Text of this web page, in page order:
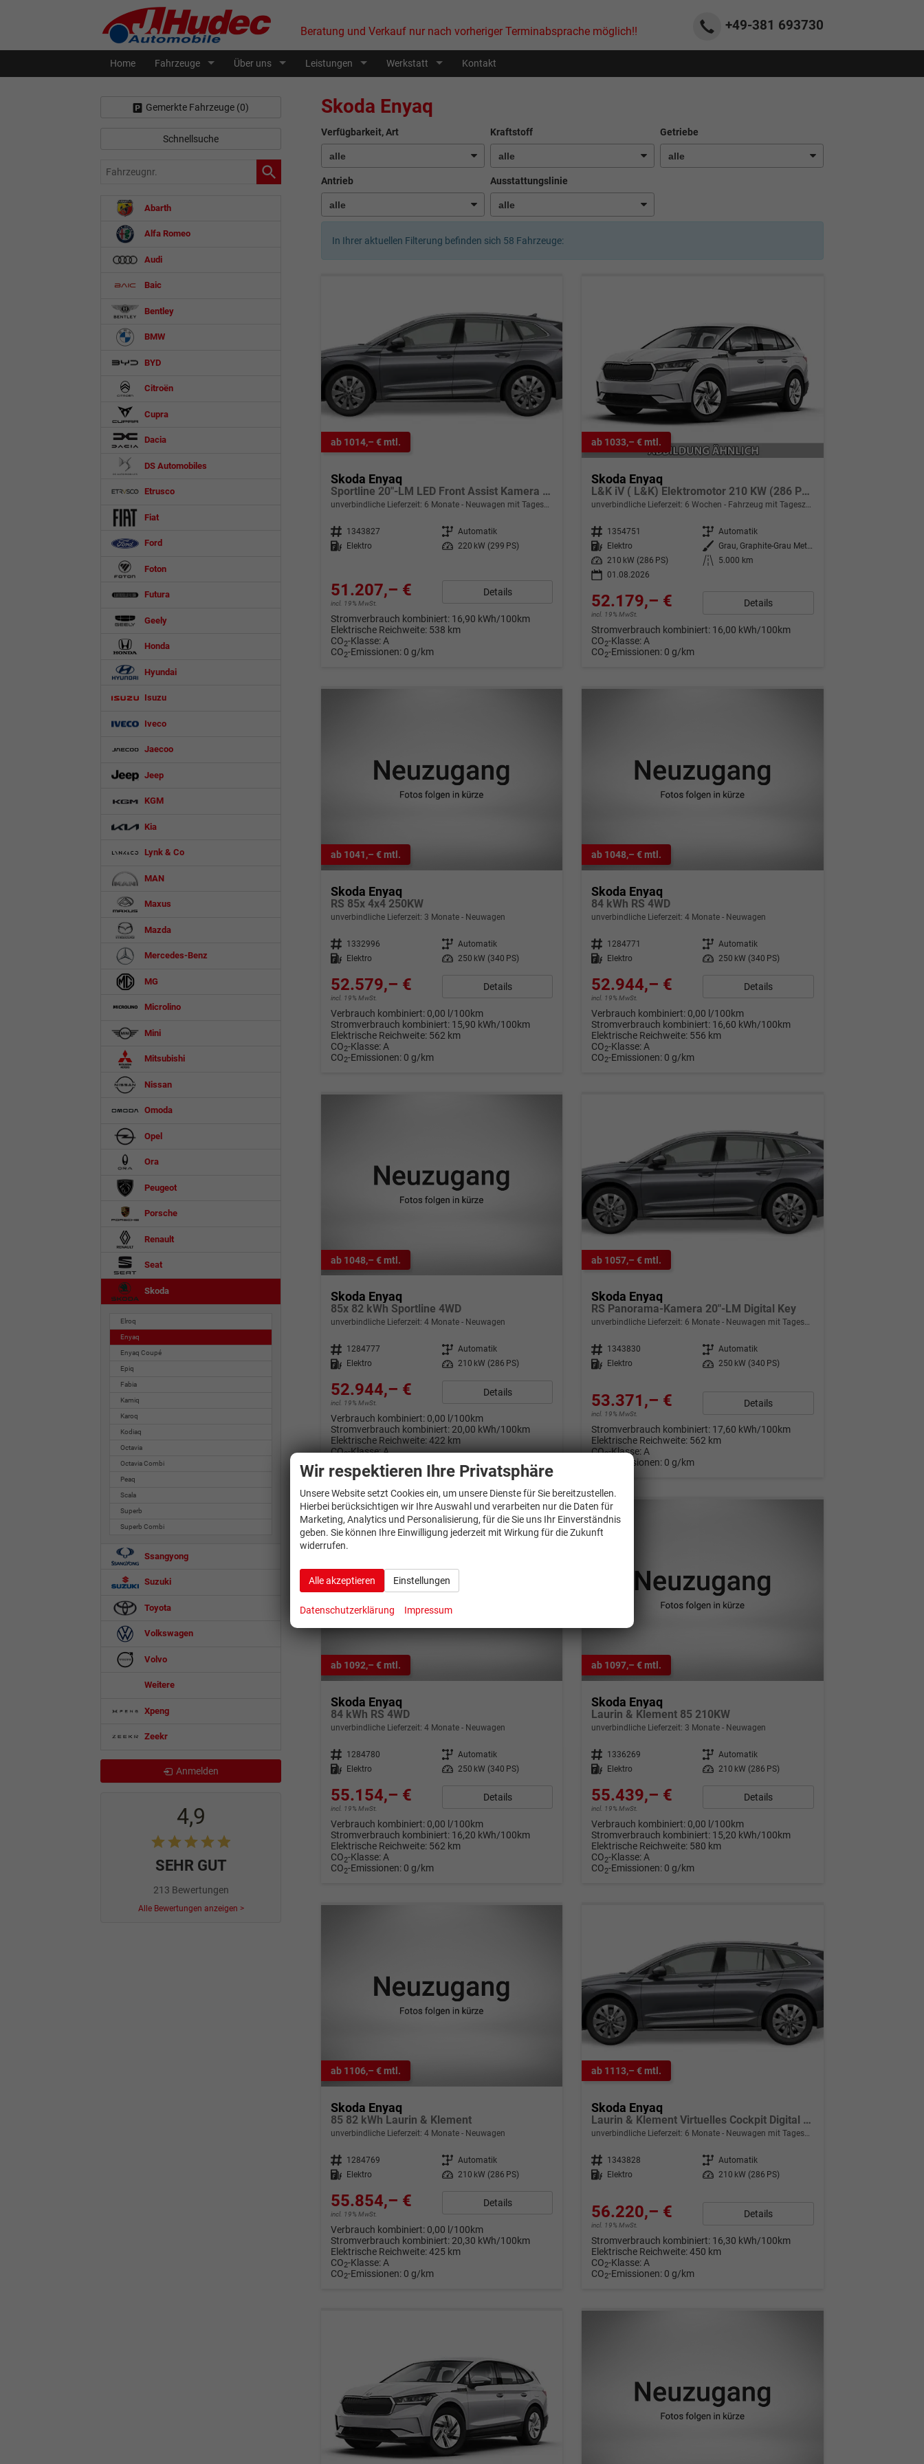
+49-381 693730
Beratung und Verkauf nur nach vorheriger Terminabsprache möglich!!
Home Fahrzeuge Über uns Leistungen Werkstatt Kontakt
Skoda Enyaq
Verfügbarkeit, Art Kraftstoff Getriebe
Antrieb Ausstattungslinie
In Ihrer aktuellen Filterung befinden sich 58 Fahrzeuge:
ab 1014,– € mtl.
Skoda Enyaq
Sportline 20"-LM LED Front Assist Kamera PDC v+h
unverbindliche Lieferzeit: 6 Monate Neuwagen mit Tageszulassung
Fahrzeugnr. 1343827 Getriebe Automatik
Kraftstoff
Elektro Leistung 220 kW (299 PS)
51.207,– €
incl. 19% MwSt.
Details
Stromverbrauch kombiniert: 16,90 kWh/100km
Elektrische Reichweite: 538 km
CO2-Klasse: A
CO2-Emissionen: 0 g/km
ab 1033,– € mtl.
Skoda Enyaq
L&K iV ( L&K) Elektromotor 210 KW (286 PS) 1-Gang-DSG
unverbindliche Lieferzeit: 6 Wochen Fahrzeug mit Tageszulassung
Fahrzeugnr. 1354751 Getriebe Automatik
Kraftstoff
Elektro Außenfarbe
Grau, Graphite-Grau Metallic (5X)
Leistung
210 kW (286 PS) Kilometerstand
5.000 km
01.08.2026
52.179,– €
incl. 19% MwSt.
Details
Stromverbrauch kombiniert: 16,00 kWh/100km
CO2-Klasse: A
CO2-Emissionen: 0 g/km
ab 1041,– € mtl.
Skoda Enyaq
RS 85x 4x4 250KW
unverbindliche Lieferzeit: 3 Monate Neuwagen
Fahrzeugnr. 1332996 Getriebe Automatik
Kraftstoff Elektro Leistung 250 kW (340 PS)
52.579,– €
incl. 19% MwSt.
Details
Verbrauch kombiniert: 0,00 l/100km
Stromverbrauch kombiniert: 15,90 kWh/100km
Elektrische Reichweite: 562 km
CO2-Klasse: A
CO2-Emissionen: 0 g/km
ab 1048,– € mtl.
Skoda Enyaq
84 kWh RS 4WD
unverbindliche Lieferzeit:4 Monate Neuwagen
Fahrzeugnr. 1284771 Getriebe Automatik
Kraftstoff Elektro Leistung 250 kW (340 PS)
52.944,– €
incl. 19% MwSt.
Details
Verbrauch kombiniert: 0,00 l/100km
Stromverbrauch kombiniert: 16,60 kWh/100km
Elektrische Reichweite: 556 km
CO2-Klasse: A
CO2-Emissionen: 0 g/km
ab 1048,– € mtl.
Skoda Enyaq
85x 82 kWh Sportline 4WD
unverbindliche Lieferzeit: 4 Monate Neuwagen
Fahrzeugnr. 1284777 Getriebe Automatik
Kraftstoff
Elektro Leistung 210 kW (286 PS)
52.944,– €
incl. 19% MwSt.
Details
Verbrauch kombiniert: 0,00 l/100km
Stromverbrauch kombiniert: 20,00 kWh/100km
Elektrische Reichweite:422 km
CO2-Klasse:A
-Emissionen: 0 g/km
ab 1057,– € mtl.
Skoda Enyaq
RS Panorama-Kamera 20"-LM Digital Key
unverbindliche Lieferzeit: 6 Monate Neuwagen mit Tageszulassung
Fahrzeugnr. 1343830 Getriebe Automatik
Kraftstoff
Elektro Leistung 250 kW (340 PS)
53.371,– €
incl. 19% MwSt.
Details
Stromverbrauch kombiniert: 17,60 kWh/100km
Elektrische Reichweite: 562 km
CO2-Klasse: A
-Emissionen: 0 g/km
ab 1092,– € mtl.
Skoda Enyaq
84 kWh RS 4WD
unverbindliche Lieferzeit: 4 Monate Neuwagen
Fahrzeugnr. 1284780 Getriebe Automatik
Kraftstoff
Elektro Leistung 250 kW (340 PS)
55.154,– €
incl. 19% MwSt.
Details
Verbrauch kombiniert: 0,00 l/100km
Stromverbrauch kombiniert: 16,20 kWh/100km
Elektrische Reichweite: 562 km
CO2-Klasse: A
CO2-Emissionen: 0 g/km
ab 1097,– € mtl.
Skoda Enyaq
Laurin & Klement 85 210KW
unverbindliche Lieferzeit: 3 Monate Neuwagen
Fahrzeugnr. 1336269 Getriebe Automatik
Kraftstoff
Elektro Leistung 210 kW (286 PS)
55.439,– €
incl. 19% MwSt.
Details
Verbrauch kombiniert: 0,00 l/100km
Stromverbrauch kombiniert: 15,20 kWh/100km
Elektrische Reichweite: 580 km
CO2-Klasse: A
CO2-Emissionen: 0 g/km
ab 1106,– € mtl.
Skoda Enyaq
85 82 kWh Laurin & Klement
unverbindliche Lieferzeit: 4 Monate Neuwagen
Fahrzeugnr. 1284769 Getriebe Automatik
Kraftstoff Elektro Leistung 210 kW (286 PS)
55.854,– €
incl. 19% MwSt.
Details
Verbrauch kombiniert: 0,00 l/100km
Stromverbrauch kombiniert: 20,30 kWh/100km
Elektrische Reichweite:425 km
CO2-Klasse: A
CO2-Emissionen: 0 g/km
ab 1113,– € mtl.
Skoda Enyaq
Laurin & Klement Virtuelles Cockpit Digital Key 21"-LM
unverbindliche Lieferzeit: 6 Monate Neuwagen mit Tageszulassung
Fahrzeugnr. 1343828 Getriebe Automatik
Kraftstoff Elektro Leistung 210 kW (286 PS)
56.220,– €
incl. 19% MwSt.
Details
Stromverbrauch kombiniert: 16,30 kWh/100km
Elektrische Reichweite: 450 km
CO2-Klasse: A
CO2-Emissionen: 0 g/km
Gemerkte Fahrzeuge (0)
Schnellsuche
Fahrzeugnr.
Abarth
Alfa Romeo
Audi
Baic
Bentley
BMW
BYD
Citroën
Cupra
Dacia
DS Automobiles
Etrusco
Fiat
Ford
Foton
Futura
Geely
Honda
Hyundai
Isuzu
Iveco
Jaecoo
Jeep
KGM
Kia
Lynk & Co
MAN
Maxus
Mazda
Mercedes-Benz
MG
Microlino
Mini
Mitsubishi
Nissan
Omoda
Opel
Ora
Peugeot
Porsche
Renault
Seat
Skoda
Elroq
Enyaq
Enyaq Coupé
Epiq
Fabia
Kamiq
Karoq
Kodiaq
Octavia
Octavia Combi
Peaq
Scala
Superb
Superb Combi
Ssangyong
Suzuki
Toyota
Volkswagen
Volvo
Weitere
Xpeng
Zeekr
Anmelden
4,9
SEHR GUT
213 Bewertungen
Alle Bewertungen anzeigen >
Wir respektieren Ihre Privatsphäre
Unsere Website setzt Cookies ein, um unsere Dienste für Sie bereitzustellen.
Hierbei berücksichtigen wir Ihre Auswahl und verarbeiten nur die Daten für
Marketing, Analytics und Personalisierung, für die Sie uns Ihr Einverständnis
geben. Sie können Ihre Einwilligung jederzeit mit Wirkung für die Zukunft
widerrufen.
Alle akzeptieren Einstellungen
Datenschutzerklärung Impressum